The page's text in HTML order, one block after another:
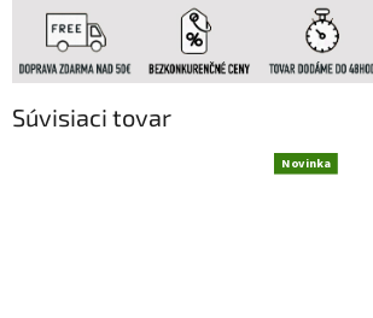
Súvisiaci tovar
Novinka